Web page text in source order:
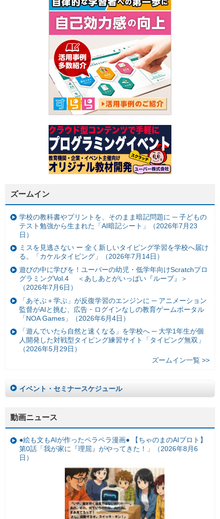
ズームイン
学校の教科書やプリントを、そのまま暗記問題に ─ 子どもの
テスト勉強から生まれた「AI暗記シート」（2026年7月23
日）
ミスを見逃さない ー 全く新しいタイピング学習を学校へ届け
る。「カケルタイピング」（2026年7月14日）
遊びの中に学びを！ユーバーの幼児・低学年向けScratchプロ
グラミングVol.4 ＜あしあとがいっぱい『ループ』＞
（2026年7月6日）
「あそぶ＋学ぶ」が反復学習のエンジンに ─ アニメーション
監督がAIと挑む、広告・ログインなしの教育ゲームポータル
「NOA Games」（2026年6月4日）
「遊んでいたら自然と速くなる」を学校へ ─ 大学1年生が個
人開発した対戦型タイピング練習サイト「タイピング無双」
（2026年5月29日）
ズームイン一覧 >>
イベント・セミナースケジュール
動画ニュース
●絵も文もAIが作ったペラペラ漫画● 【ちゃのまのAIプロト】
第0話「我が家に『理屈』がやってきた！」（2026年8月6
日）